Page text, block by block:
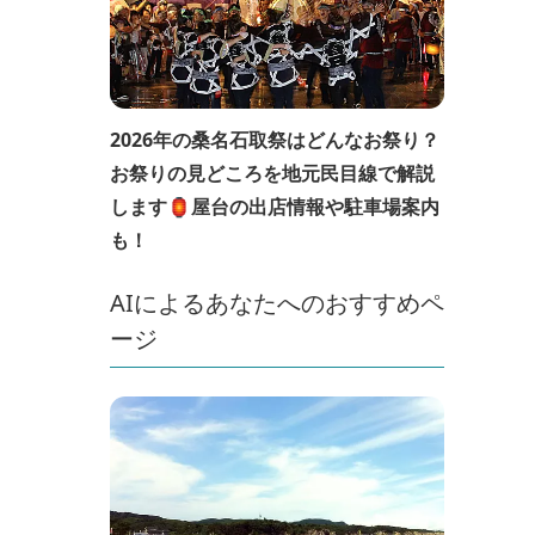
2026年の桑名石取祭はどんなお祭り？
お祭りの見どころを地元民目線で解説
します🏮屋台の出店情報や駐車場案内
も！
AIによるあなたへのおすすめペ
ージ